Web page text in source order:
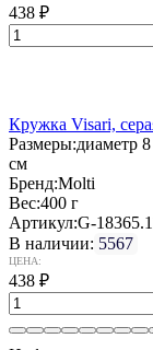
438 ₽
Кружка Visari,
Размеры:диаметр
см
Бренд:Molti
Вес:400 г
Артикул:G-
В наличии: 5567
ЦЕНА:
438 ₽